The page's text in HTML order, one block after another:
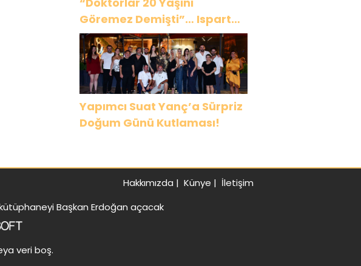
Göremez Demişti”… Ispartalı
Çağlar Özyiğit’in Derya
Bedavacı Buluşması
Duygulandırdı
Yapımcı Suat Yanç’a Sürpriz
Doğum Günü Kutlaması!
Hakkımızda | Künye | İletişim
Başkan Erdoğan açacak
veri boş.